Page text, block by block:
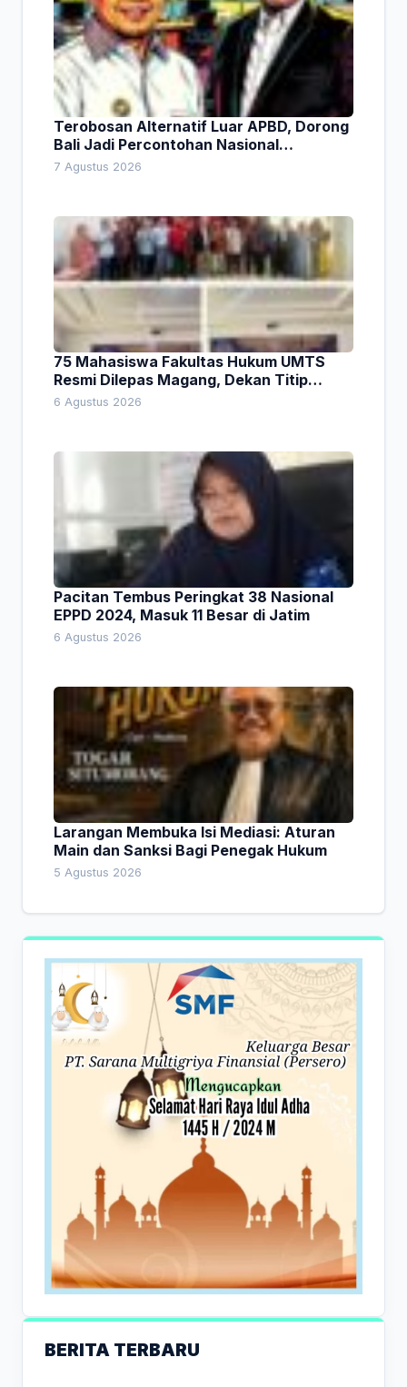
Terobosan Alternatif Luar APBD, Dorong
Bali Jadi Percontohan Nasional
Pembiayaan Daerah
7 Agustus 2026
75 Mahasiswa Fakultas Hukum UMTS
Resmi Dilepas Magang, Dekan Titip
Empat Pesan Penting
6 Agustus 2026
Pacitan Tembus Peringkat 38 Nasional
EPPD 2024, Masuk 11 Besar di Jatim
6 Agustus 2026
Larangan Membuka Isi Mediasi: Aturan
Main dan Sanksi Bagi Penegak Hukum
5 Agustus 2026
BERITA TERBARU